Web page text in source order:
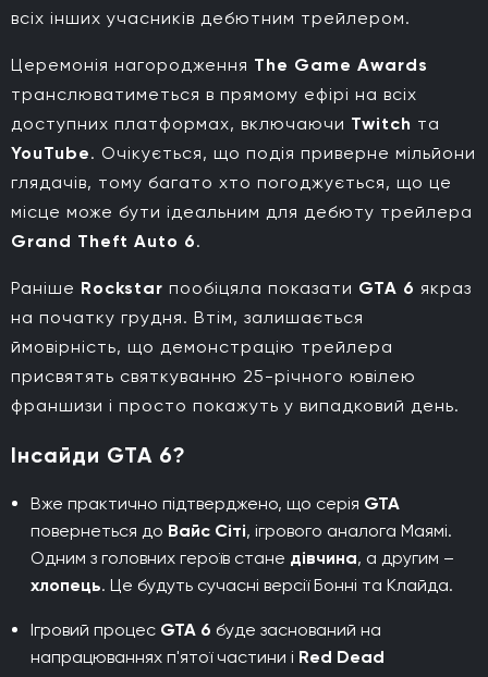
всіх інших учасників дебютним трейлером.
Церемонія нагородження The Game Awards
транслюватиметься в прямому ефірі на всіх
доступних платформах, включаючи Twitch та
YouTube. Очікується, що подія приверне мільйони
глядачів, тому багато хто погоджується, що це
місце може бути ідеальним для дебюту трейлера
Grand Theft Auto 6.
Раніше Rockstar пообіцяла показати GTA 6 якраз
на початку грудня. Втім, залишається
ймовірність, що демонстрацію трейлера
присвятять святкуванню 25-річного ювілею
франшизи і просто покажуть у випадковий день.
Інсайди GTA 6?
Вже практично підтверджено, що серія GTA
повернеться до Вайс Сіті, ігрового аналога Маямі.
Одним з головних героїв стане дівчина, а другим –
хлопець. Це будуть сучасні версії Бонні та Клайда.
Ігровий процес GTA 6 буде заснований на
напрацюваннях п'ятої частини і Red Dead